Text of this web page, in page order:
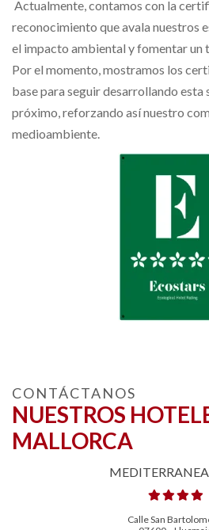
Actualmente, contamos con la
reconocimiento que avala nuestros
el impacto ambiental y fomentar un
Por el momento, mostramos los
base para seguir desarrollando esta
próximo, reforzando así nuestro
medioambiente.
CONTÁCTANOS
NUESTROS
MALLORCA
Calle San